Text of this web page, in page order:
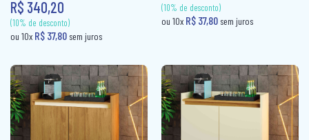
ou 10xR$ 37,80sem juros (10% de desconto)
ou 10xR$ 37,80 sem
R$ 340,20